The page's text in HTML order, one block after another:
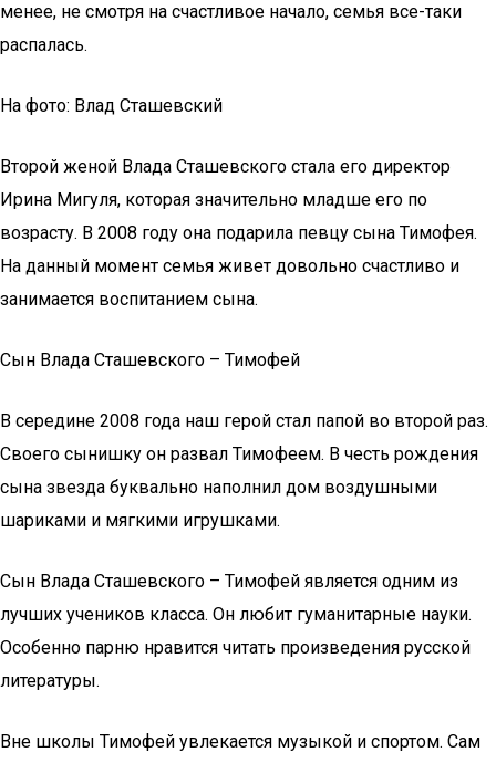
менее, не смотря на счастливое начало, семья все-таки
распалась.
На фото: Влад Сташевский
Второй женой Влада Сташевского стала его директор
Ирина Мигуля, которая значительно младше его по
возрасту. В 2008 году она подарила певцу сына Тимофея.
На данный момент семья живет довольно счастливо и
занимается воспитанием сына.
Сын Влада Сташевского – Тимофей
В середине 2008 года наш герой стал папой во второй раз.
Своего сынишку он развал Тимофеем. В честь рождения
сына звезда буквально наполнил дом воздушными
шариками и мягкими игрушками.
Сын Влада Сташевского – Тимофей является одним из
лучших учеников класса. Он любит гуманитарные науки.
Особенно парню нравится читать произведения русской
литературы.
Вне школы Тимофей увлекается музыкой и спортом. Сам